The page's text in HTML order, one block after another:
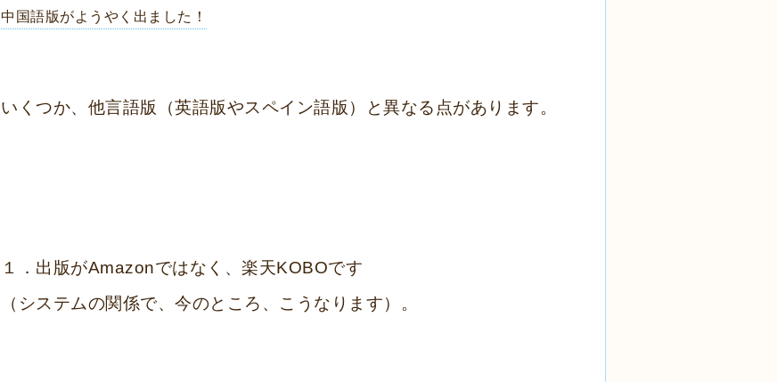
中国語版がようやく出ました！
いくつか、他言語版（英語版やスペイン語版）と異なる点があります。
１．出版がAmazonではなく、楽天KOBOです
（システムの関係で、今のところ、こうなります）。